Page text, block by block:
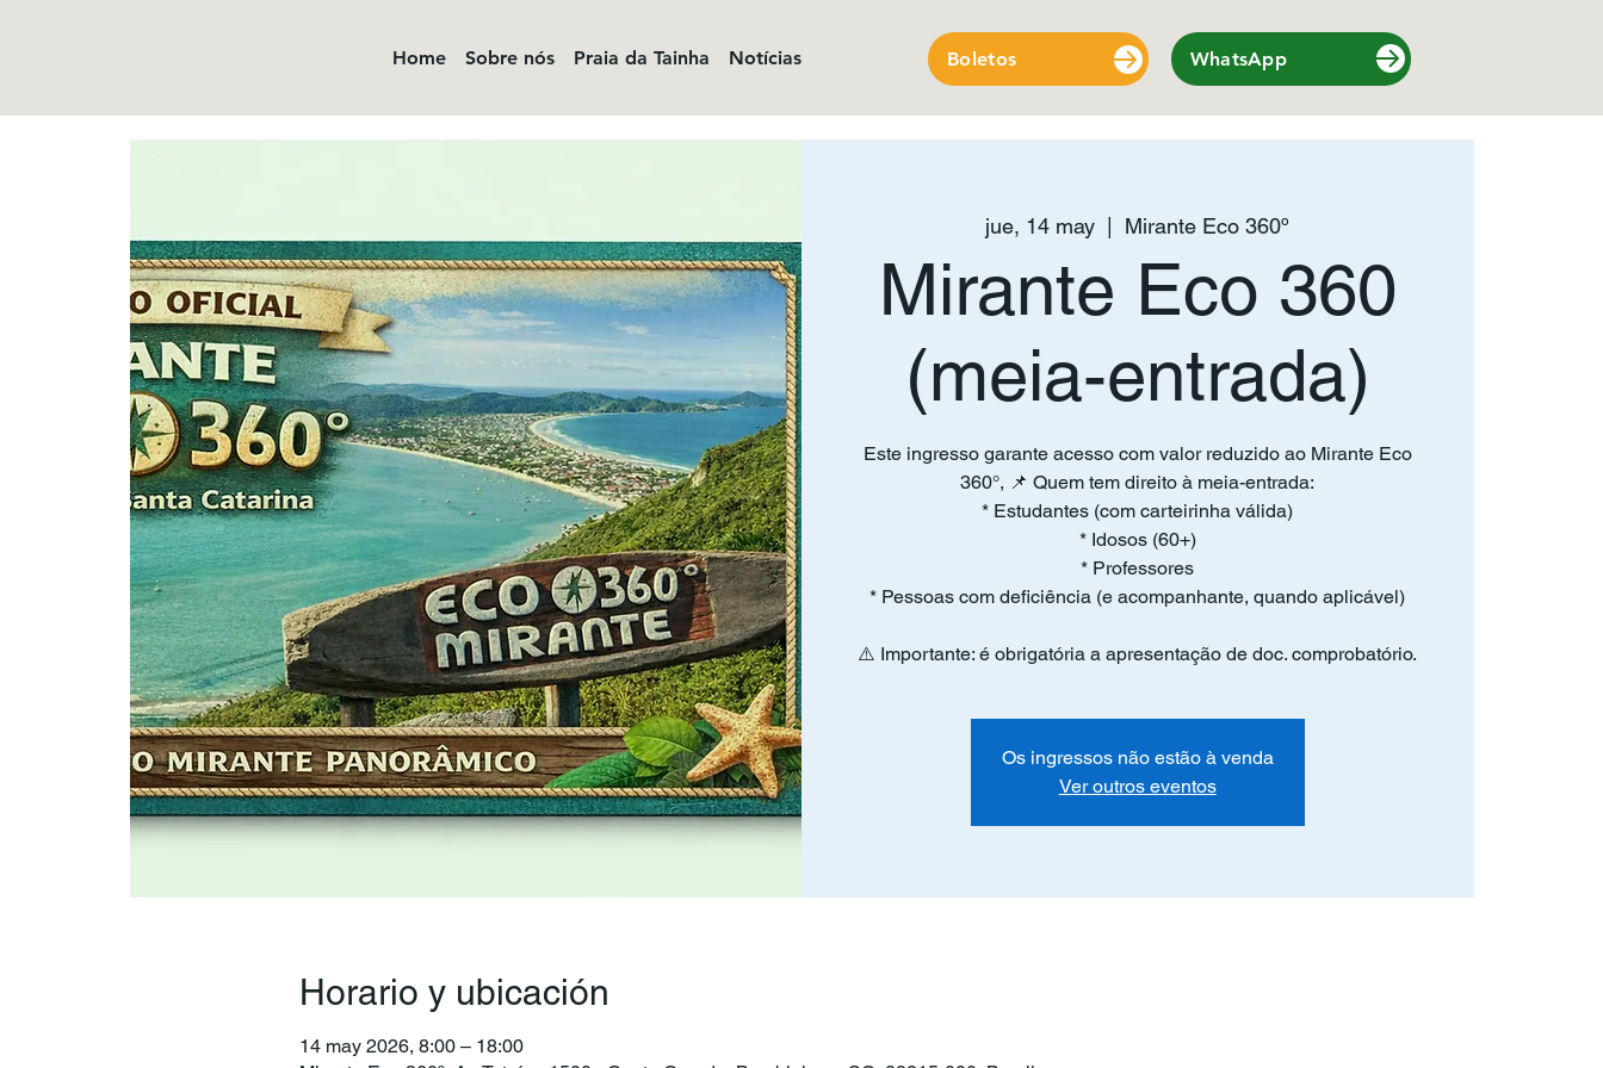
Home Sobre nós Praia da Tainha Notícias Boletos WhatsApp
jue, 14 may
  |
Mirante Eco 360º
Mirante Eco 360
(meia-entrada)
Este ingresso garante acesso com valor reduzido ao Mirante Eco
360°, 📌 Quem tem direito à meia-entrada:
* Estudantes (com carteirinha válida)
* Idosos (60+)
* Professores
* Pessoas com deficiência (e acompanhante, quando aplicável)
⚠️ Importante: é obrigatória a apresentação de doc. comprobatório.
Os ingressos não estão à venda
Ver outros eventos
Horario y ubicación
14 may 2026, 8:00 – 18:00